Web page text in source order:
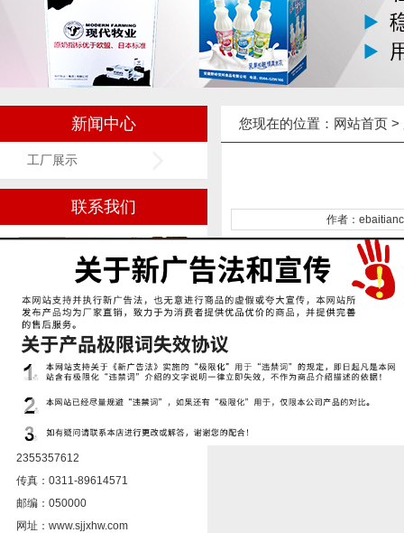
新闻中心
工厂展示
联系我们
世纪金鑫广告展示用品
石家庄长安区勒泰A座1610、1611
电话：18033853867 /
17736061689 / 18931152783
/ 68056656
Q Q：2355357597 / 2355357614 /
2355357612
传真：0311-89614571
邮编：050000
网址：www.sjjxhw.com
您现在的位置： 网站首页 >
作者：
上一篇文章：布料库存
上一篇文章：印刷车间